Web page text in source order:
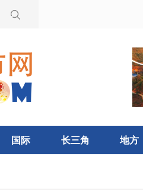
国际 长三角 地方